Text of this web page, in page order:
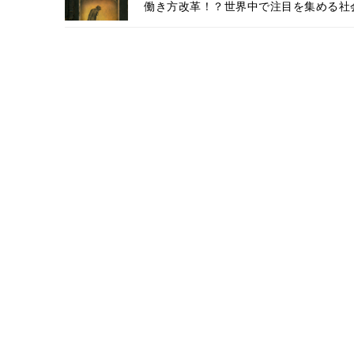
働き方改革！？世界中で注目を集める